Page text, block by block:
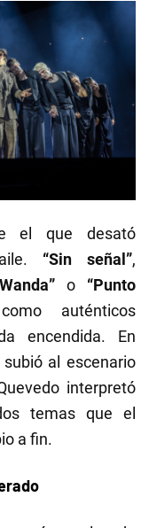
el que desató
“Sin señal”,
o “Punto
auténticos
encendida. En
al escenario
interpretó
temas que el
a fin.